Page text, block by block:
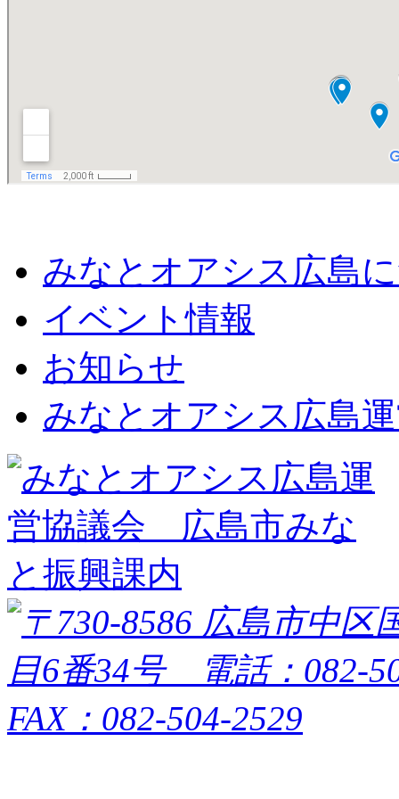
みなとオアシス広島
イベント情報
お知らせ
みなとオアシス広島